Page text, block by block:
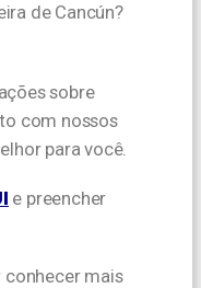
de Cancún?
sobre
com nossos
para você.
e preencher
conhecer mais